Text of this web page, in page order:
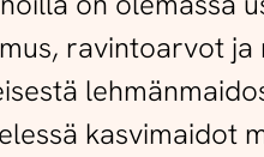
ravintoarvot ja
kasvimaidot